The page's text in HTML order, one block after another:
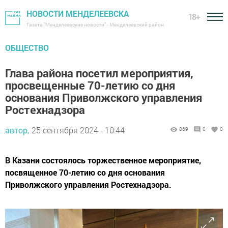
НОВОСТИ МЕНДЕЛЕЕВСКА
Газета "Менделеевские новости" - Менделеевский район
18+
ОБЩЕСТВО
Глава района посетил мероприятия,
просвещенные 70-летию со дня
основания Приволжского управления
Ростехнадзора
автор, 25 сентября 2024 - 10:44 869 0 0
В Казани состоялось торжественное мероприятие,
посвященное 70-летию со дня основания
Приволжского управления Ростехнадзора.